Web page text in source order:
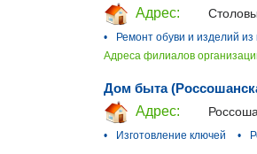
Адрес:
•
Ремонт обуви и изделий из
Адреса филиалов
Дом быта
Адрес:
•
Изготовление ключей •